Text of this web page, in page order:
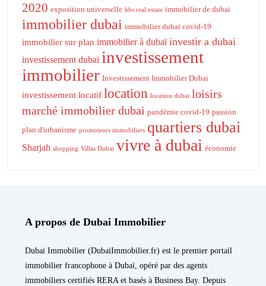
2020 exposition universelle hbs real estate immobilier de dubai
immobilier dubai immobilier dubai covid-19
immobilier sur plan immobilier à dubaï investir a dubai
investissement dubaï investissement
immobilier Investissement Immobilier Dubai
investissement locatif location location dubai loisirs
marché immobilier dubai pandémie covid-19 passion
plan d'urbanisme promoteurs immobiliers quartiers dubai
Sharjah shopping Villas Dubai vivre à dubai économie
A propos de Dubai Immobilier
Dubai Immobilier (DubaiImmobilier.fr) est le premier portail
immobilier francophone à Dubaï, opéré par des agents
immobiliers certifiés RERA et basés à Business Bay. Depuis